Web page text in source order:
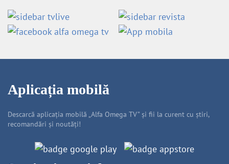
Aplicația mobilă
Descarcă aplicația mobilă „Alfa Omega TV” și fii la curent cu știri,
recomandări și noutăți!